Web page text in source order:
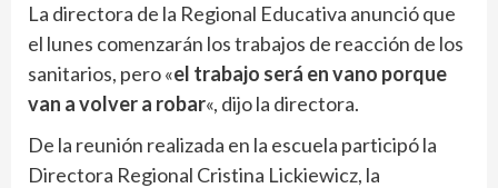
La directora de la Regional Educativa anunció que
el lunes comenzarán los trabajos de reacción de los
sanitarios, pero «el trabajo será en vano porque
van a volver a robar«, dijo la directora.
De la reunión realizada en la escuela participó la
Directora Regional Cristina Lickiewicz, la